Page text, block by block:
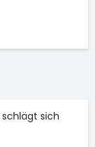
schlägt sich